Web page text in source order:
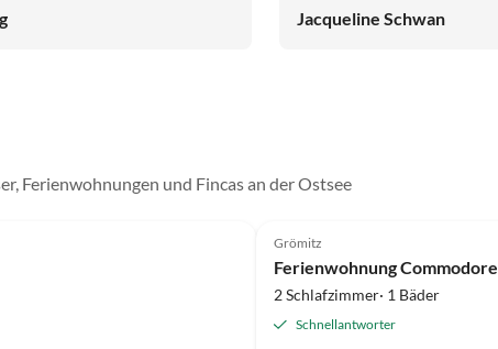
Schmunzeln gebracht haben. Wir freuen uns schon auf
ein Wiedersehen.
Jacqueline Schwan
Ferienwohnungen und Fincas an der Ostsee
Grömitz
Ferienwohnung Commodore
2 Schlafzimmer· 1 Bäder
Schnellantworter